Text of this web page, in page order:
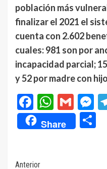
población más
finalizar el 2021 el
cuenta con 2.602
cuales: 981 son por
incapacidad parcial;
y 52 por madre con
Facebook
Share
Anterior